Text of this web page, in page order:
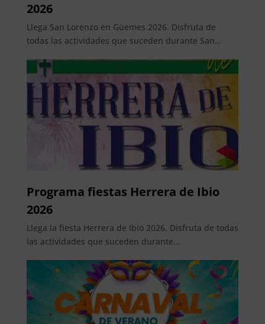
2026
Llega San Lorenzo en Güemes 2026. Disfruta de
todas las actividades que suceden durante San...
Programa fiestas Herrera de Ibio
2026
Llega la fiesta Herrera de Ibio 2026. Disfruta de todas
las actividades que suceden durante...